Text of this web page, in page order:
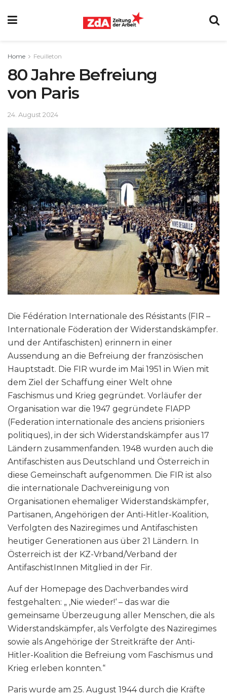
Home Feuilleton
80 Jahre Befreiung
von Paris
24. August 2024
Die Fédération Internationale des Résistants (FIR –
Internationale Föderation der Widerstandskämpfer.
und der Antifaschisten) erinnern in einer
Aussendung an die Befreiung der französischen
Hauptstadt. Die FIR wurde im Mai 1951 in Wien mit
dem Ziel der Schaffung einer Welt ohne
Faschismus und Krieg gegründet. Vorläufer der
Organisation war die 1947 gegründete FIAPP
(Federation internationale des anciens prisioniers
politiques), in der sich Widerstandskämpfer aus 17
Ländern zusammenfanden. 1948 wurden auch die
Antifaschisten aus Deutschland und Österreich in
diese Gemeinschaft aufgenommen. Die FIR ist also
die internationale Dachvereinigung von
Organisationen ehemaliger Widerstandskämpfer,
Partisanen, Angehörigen der Anti-Hitler-Koalition,
Verfolgten des Naziregimes und Antifaschisten
heutiger Generationen aus über 21 Ländern. In
Österreich ist der KZ-Vrband/Verband der
AntifaschistInnen Mitglied in der Fir.
Auf der Homepage des Dachverbandes wird
festgehalten: „ ‚Nie wieder!‘ – das war die
gemeinsame Überzeugung aller Menschen, die als
Widerstandskämpfer, als Verfolgte des Naziregimes
sowie als Angehörige der Streitkräfte der Anti-
Hitler-Koalition die Befreiung vom Faschismus und
Krieg erleben konnten.“
Paris wurde am 25. August 1944 durch die Kräfte